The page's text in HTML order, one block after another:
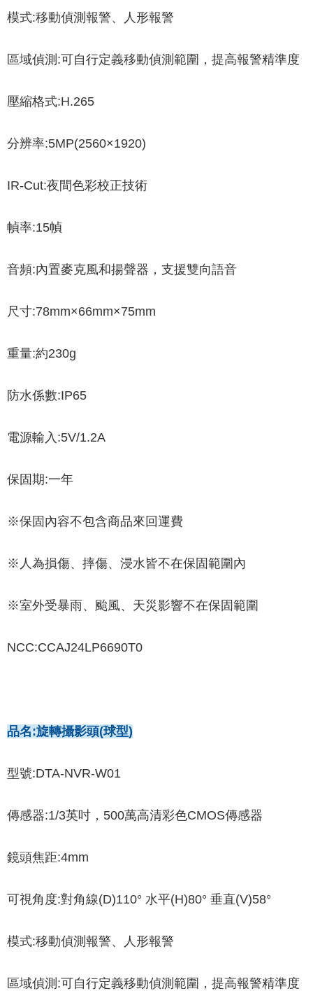
模式:移動偵測報警、人形報警
區域偵測:可自行定義移動偵測範圍，提高報警精準度
壓縮格式:H.265
分辨率:5MP(2560×1920)
IR-Cut:夜間色彩校正技術
幀率:15幀
音頻:內置麥克風和揚聲器，支援雙向語音
尺寸:78mm×66mm×75mm
重量:約230g
防水係數:IP65
電源輸入:5V/1.2A
保固期:一年
※保固內容不包含商品來回運費
※人為損傷、摔傷、浸水皆不在保固範圍內
※室外受暴雨、颱風、天災影響不在保固範圍
NCC:CCAJ24LP6690T0
品名:旋轉攝影頭(球型)
型號:DTA-NVR-W01
傳感器:1/3英吋，500萬高清彩色CMOS傳感器
鏡頭焦距:4mm
可視角度:對角線(D)110° 水平(H)80° 垂直(V)58°
模式:移動偵測報警、人形報警
區域偵測:可自行定義移動偵測範圍，提高報警精準度